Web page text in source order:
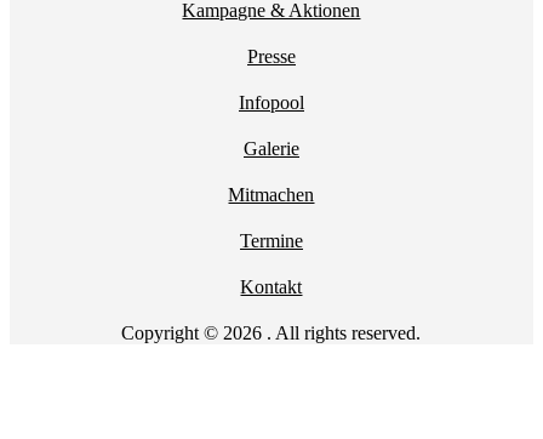
Kampagne & Aktionen
Presse
Infopool
Galerie
Mitmachen
Termine
Kontakt
Copyright © 2026 . All rights reserved.